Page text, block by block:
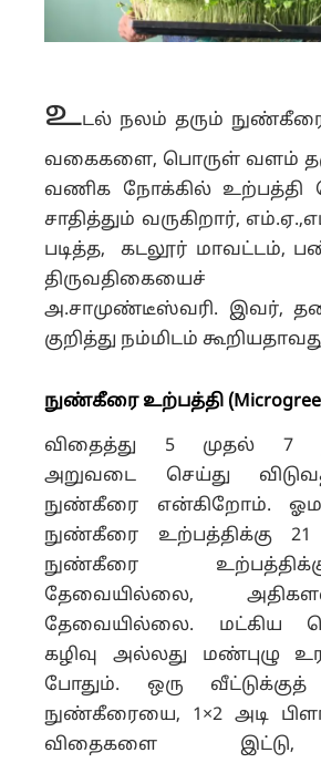
உடல் நலம் தரும் நுண்கீரை
வகைகளை, பொருள் வளம்
வணிக நோக்கில் உற்பத்தி
சாதித்தும் வருகிறார்,
படித்த, கடலூர் மாவட்டம்,
அ.சாமுண்டீஸ்வரி. இவர்,
குறித்து நம்மிடம்
நுண்கீரை உற்பத்தி
விதைத்து 5 முதல் 7
அறுவடை செய்து
நுண்கீரை என்கிறோம்.
நுண்கீரை உற்பத்திக்கு 21
நுண்கீரை
தேவையில்லை,
தேவையில்லை. மட்கிய
கழிவு அல்லது மண்புழு
போதும். ஒரு
நுண்கீரையை, 1×2 அடி
விதைகளை